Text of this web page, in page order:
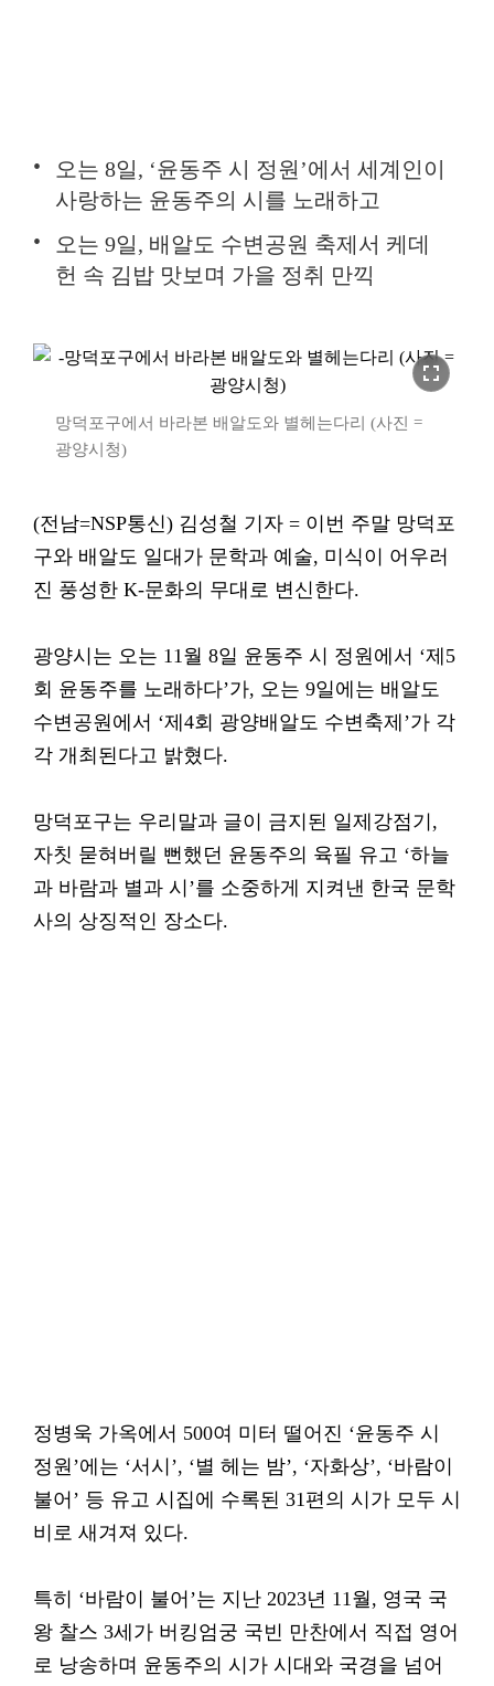
오는 8일, ‘윤동주 시 정원’에서 세계인이
사랑하는 윤동주의 시를 노래하고
오는 9일, 배알도 수변공원 축제서 케데
헌 속 김밥 맛보며 가을 정취 만끽
fullscreen
망덕포구에서 바라본 배알도와 별헤는다리 (사진 =
광양시청)
(전남=NSP통신) 김성철 기자 = 이번 주말 망덕포
구와 배알도 일대가 문학과 예술, 미식이 어우러
진 풍성한 K-문화의 무대로 변신한다.
광양시는 오는 11월 8일 윤동주 시 정원에서 ‘제5
회 윤동주를 노래하다’가, 오는 9일에는 배알도
수변공원에서 ‘제4회 광양배알도 수변축제’가 각
각 개최된다고 밝혔다.
망덕포구는 우리말과 글이 금지된 일제강점기,
자칫 묻혀버릴 뻔했던 윤동주의 육필 유고 ‘하늘
과 바람과 별과 시’를 소중하게 지켜낸 한국 문학
사의 상징적인 장소다.
정병욱 가옥에서 500여 미터 떨어진 ‘윤동주 시
정원’에는 ‘서시’, ‘별 헤는 밤’, ‘자화상’, ‘바람이
불어’ 등 유고 시집에 수록된 31편의 시가 모두 시
비로 새겨져 있다.
특히 ‘바람이 불어’는 지난 2023년 11월, 영국 국
왕 찰스 3세가 버킹엄궁 국빈 만찬에서 직접 영어
로 낭송하며 윤동주의 시가 시대와 국경을 넘어